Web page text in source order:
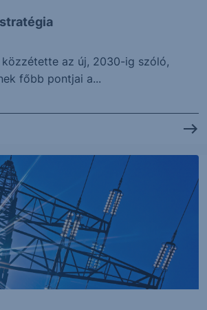
közzétette az új, 2030-ig szóló,
főbb pontjai a...